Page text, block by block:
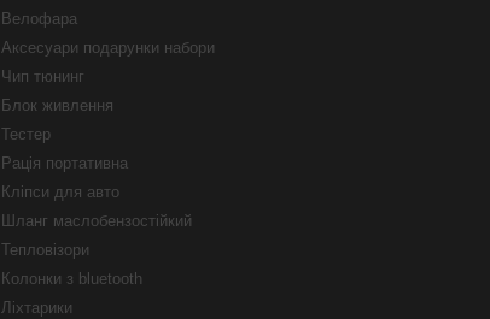
Велофара
Аксесуари подарунки набори
Чип тюнинг
Блок живлення
Тестер
Рація портативна
Кліпси для авто
Шланг маслобензостійкий
Тепловізори
Колонки з bluetooth
Ліхтарики